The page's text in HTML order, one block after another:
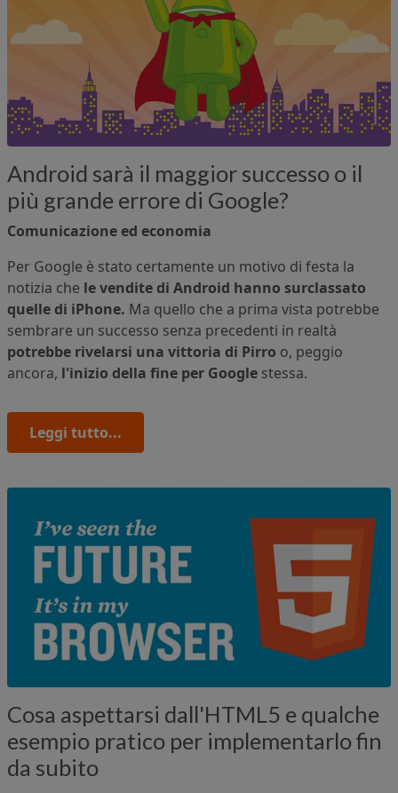
Android sarà il maggior successo o il
più grande errore di Google?
Comunicazione ed economia
Per Google è stato certamente un motivo di festa la
notizia che le vendite di Android hanno surclassato
quelle di iPhone. Ma quello che a prima vista potrebbe
sembrare un successo senza precedenti in realtà
potrebbe rivelarsi una vittoria di Pirro o, peggio
ancora, l'inizio della fine per Google stessa.
Leggi tutto...
Cosa aspettarsi dall'HTML5 e qualche
esempio pratico per implementarlo fin
da subito